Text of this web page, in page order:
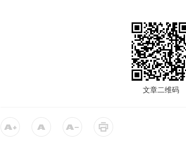
文章二维码